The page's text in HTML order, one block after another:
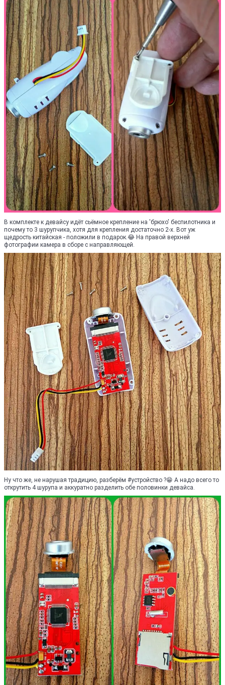
В комплекте к девайсу идёт сьёмное крепление на 'брюхо' беспилотника и
почему то 3 шурупчика, хотя для крепления достаточно 2-х. Вот уж
щедрость китайская - положили в подарок.😂 На правой верхней
фотографии камера в сборе с направляющей.
Ну что же, не нарушая традицию, разберём #устройство ?😁 А надо всего то
открутить 4 шурупа и аккуратно разделить обе половинки девайса.